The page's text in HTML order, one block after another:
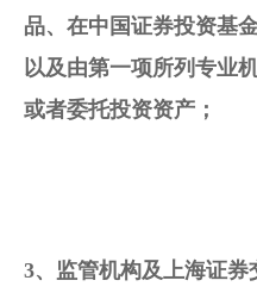
品、在中国证券投资基
以及由第一项所列专业
或者委托投资资产；
3、监管机构及上海证